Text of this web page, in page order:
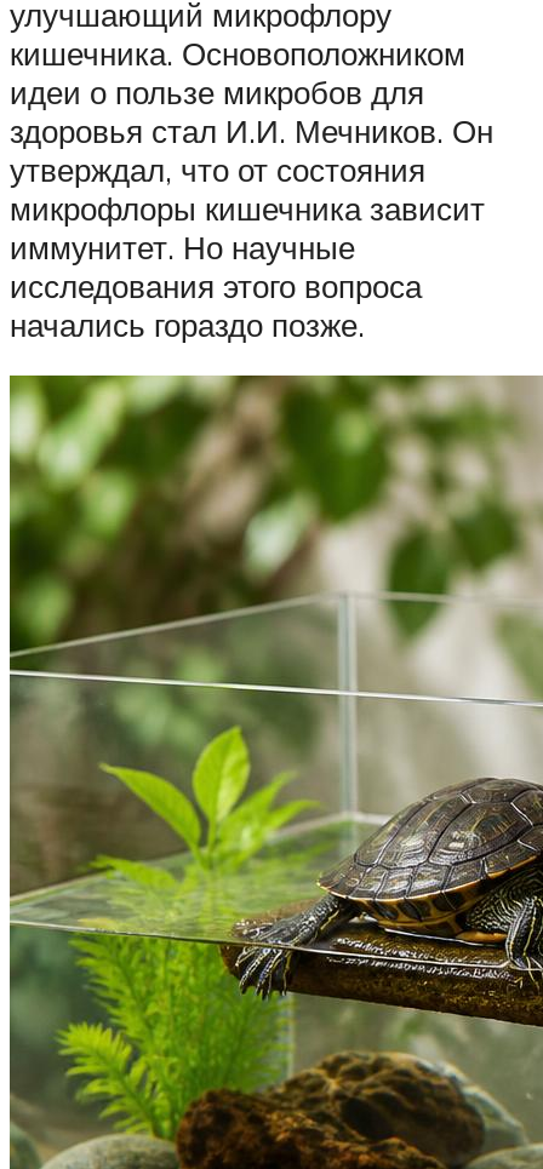
улучшающий микрофлору
кишечника. Основоположником
идеи о пользе микробов для
здоровья стал И.И. Мечников. Он
утверждал, что от состояния
микрофлоры кишечника зависит
иммунитет. Но научные
исследования этого вопроса
начались гораздо позже.